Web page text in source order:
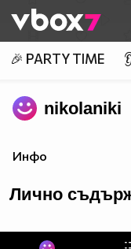
👾
🎉 PARTY TIME
nikolaniki
Инфо
Лично